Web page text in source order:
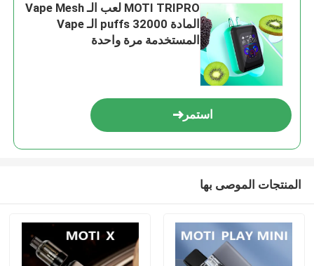
MOTI TRIPRO لعب الـ Vape Mesh
المادة 32000 puffs الـ Vape
المستخدمة مرة واحدة
استمر
المنتجات الموصى بها